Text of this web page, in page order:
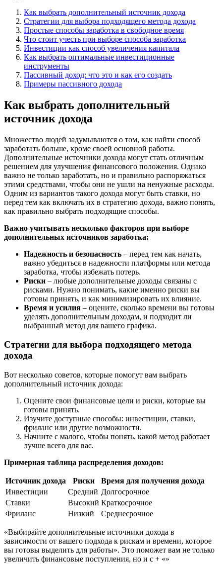
Как выбрать дополнительный источник дохода
Стратегии для выбора подходящего метода дохода
Простые способы заработка в свободное время
Что стоит учесть при выборе способа заработка
Инвестиции как способ увеличения капитала
Как выбрать оптимальные инвестиционные
инструменты
Пассивный доход: что это и как его создать
Примеры пассивного дохода
Как выбрать дополнительный
источник дохода
Множество людей задумываются о том, как найти способ
заработать больше, кроме своей основной работы.
Дополнительные источники дохода могут стать отличным
решением для улучшения финансового положения. Однако
важно не только заработать, но и правильно распоряжаться
этими средствами, чтобы они не ушли на ненужные расходы.
Одним из вариантов такого дохода могут быть ставки, но
перед тем как включать их в стратегию дохода, важно понять,
как правильно выбрать подходящие способы.
Важно учитывать несколько факторов при выборе
дополнительных источников заработка:
Надежность и безопасность – перед тем как начать,
важно убедиться в надежности платформы или метода
заработка, чтобы избежать потерь.
Риски – любые дополнительные доходы связаны с
рисками. Нужно понимать, какие именно риски вы
готовы принять, и как минимизировать их влияние.
Время и усилия – оцените, сколько времени вы готовы
уделять дополнительным доходам, и подходит ли
выбранный метод для вашего графика.
Стратегии для выбора подходящего метода
дохода
Вот несколько советов, которые помогут вам выбрать
дополнительный источник дохода:
Оцените свои финансовые цели и риски, которые вы
готовы принять.
Изучите доступные способы: инвестиции, ставки,
фриланс или другие возможности.
Начните с малого, чтобы понять, какой метод работает
лучше всего для вас.
Примерная таблица распределения доходов:
Источник дохода Риски
Время для получения дохода
Инвестиции
Средний Долгосрочное
Ставки
Высокий Краткосрочное
Фриланс
Низкий Среднесрочное
«Выбирайте дополнительные источники дохода в
зависимости от вашего подхода к рискам и времени, которое
вы готовы выделить для работы». Это поможет вам не только
увеличить финансовые поступления, но и с + «»